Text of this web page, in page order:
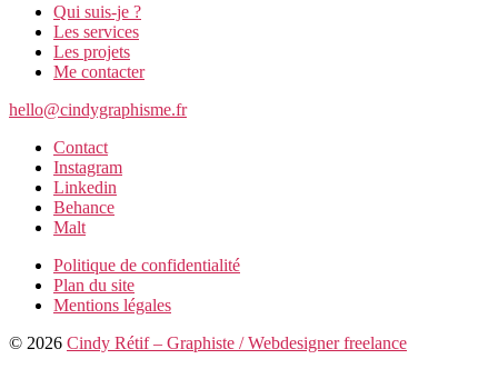
Qui suis-je ?
Les services
Les projets
Me contacter
hello@cindygraphisme.fr
Contact
Instagram
Linkedin
Behance
Malt
Politique de confidentialité
Plan du site
Mentions légales
© 2026 Cindy Rétif – Graphiste / Webdesigner freelance